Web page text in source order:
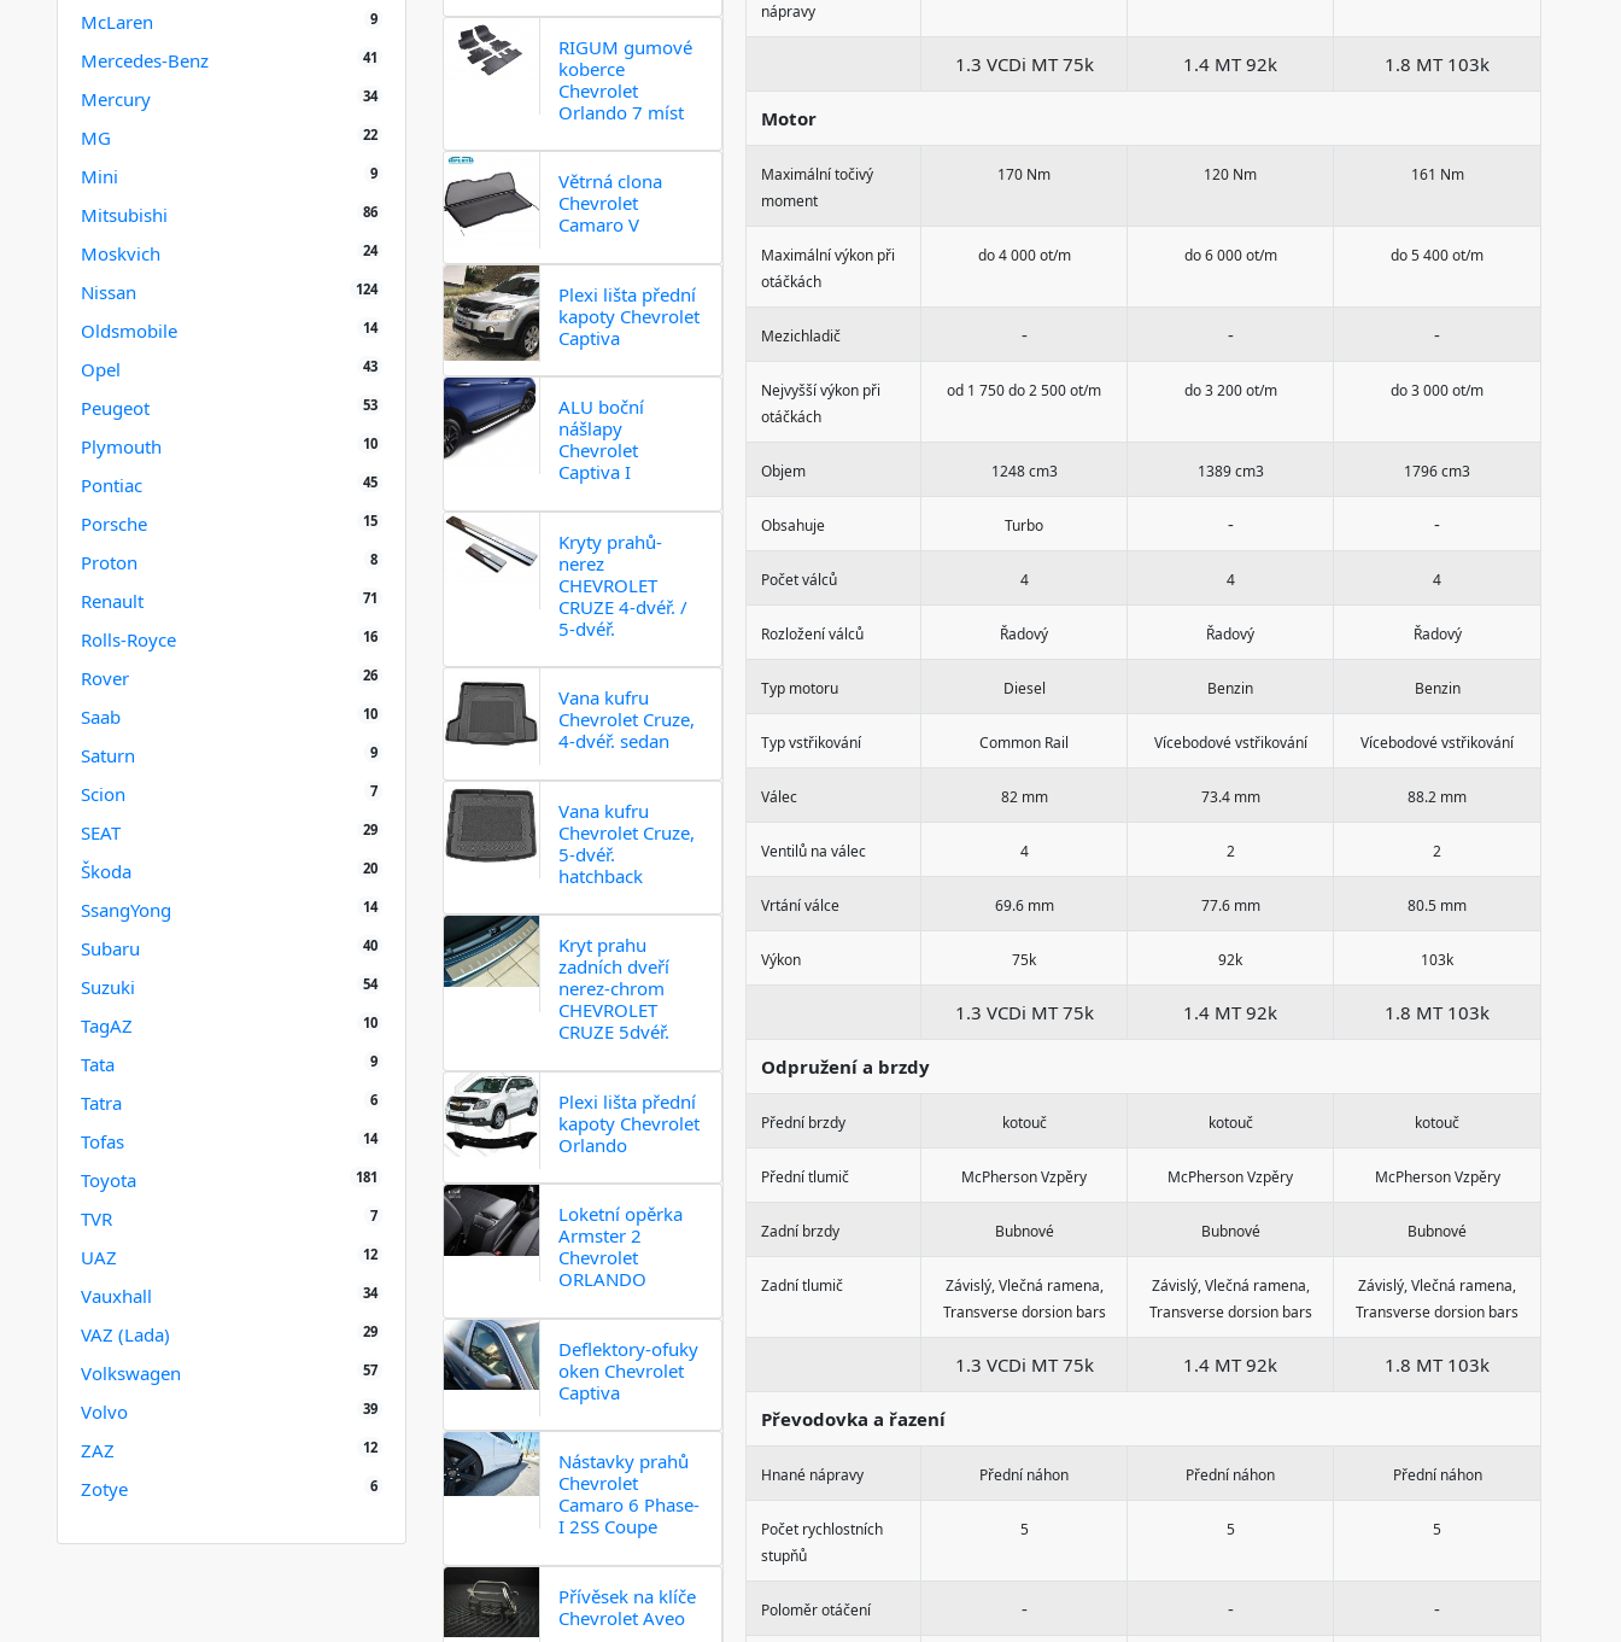
McLaren 9
Mercedes-Benz 41
Mercury 34
MG 22
Mini 9
Mitsubishi 86
Moskvich 24
Nissan 124
Oldsmobile 14
Opel 43
Peugeot 53
Plymouth 10
Pontiac 45
Porsche 15
Proton 8
Renault 71
Rolls-Royce 16
Rover 26
Saab 10
Saturn 9
Scion 7
SEAT 29
Škoda 20
SsangYong 14
Subaru 40
Suzuki 54
TagAZ 10
Tata 9
Tatra 6
Tofas 14
Toyota 181
TVR 7
UAZ 12
Vauxhall 34
VAZ (Lada) 29
Volkswagen 57
Volvo 39
ZAZ 12
Zotye 6
RIGUM gumové
koberce
Chevrolet
Orlando 7 míst
Větrná clona
Chevrolet
Camaro V
Plexi lišta přední
kapoty Chevrolet
Captiva
ALU boční
nášlapy
Chevrolet
Captiva I
Kryty prahů-
nerez
CHEVROLET
CRUZE 4-dvéř. /
5-dvéř.
Vana kufru
Chevrolet Cruze,
4-dvéř. sedan
Vana kufru
Chevrolet Cruze,
5-dvéř.
hatchback
Kryt prahu
zadních dveří
nerez-chrom
CHEVROLET
CRUZE 5dvéř.
Plexi lišta přední
kapoty Chevrolet
Orlando
Loketní opěrka
Armster 2
Chevrolet
ORLANDO
Deflektory-ofuky
oken Chevrolet
Captiva
Nástavky prahů
Chevrolet
Camaro 6 Phase-
I 2SS Coupe
Přívěsek na klíče
Chevrolet Aveo
nápravy
1.3 VCDi MT 75k 1.4 MT 92k 1.8 MT 103k
Motor
Maximální točivý
moment
170 Nm 120 Nm 161 Nm
Maximální výkon při
otáčkách
do 4 000 ot/m do 6 000 ot/m do 5 400 ot/m
Mezichladič - - -
Nejvyšší výkon při
otáčkách
od 1 750 do 2 500 ot/m do 3 200 ot/m do 3 000 ot/m
Objem 1248 cm3 1389 cm3 1796 cm3
Obsahuje Turbo - -
Počet válců 4 4 4
Rozložení válců Řadový Řadový Řadový
Typ motoru Diesel Benzin Benzin
Typ vstřikování Common Rail Vícebodové vstřikování Vícebodové vstřikování
Válec 82 mm 73.4 mm 88.2 mm
Ventilů na válec 4 2 2
Vrtání válce 69.6 mm 77.6 mm 80.5 mm
Výkon 75k 92k 103k
1.3 VCDi MT 75k 1.4 MT 92k 1.8 MT 103k
Odpružení a brzdy
Přední brzdy kotouč kotouč kotouč
Přední tlumič McPherson Vzpěry McPherson Vzpěry McPherson Vzpěry
Zadní brzdy Bubnové Bubnové Bubnové
Zadní tlumič
Závislý, Vlečná ramena,
Transverse dorsion bars
Závislý, Vlečná ramena,
Transverse dorsion bars
Závislý, Vlečná ramena,
Transverse dorsion bars
1.3 VCDi MT 75k 1.4 MT 92k 1.8 MT 103k
Převodovka a řazení
Hnané nápravy Přední náhon Přední náhon Přední náhon
Počet rychlostních
stupňů
5 5 5
Poloměr otáčení - - -